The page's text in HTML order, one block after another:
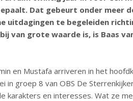
Dat gebeurt onder meer
uitdagingen te begeleiden
van grote waarde is, is Baas
en Mustafa arriveren in het
in groep 8 van OBS De
karakters en interesses. Wat ze